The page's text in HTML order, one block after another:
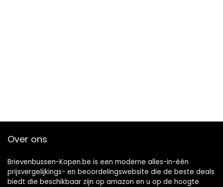
Over ons
Brievenbussen-Kopen.be is een moderne alles-in-één
prijsvergelijkings- en beoordelingswebsite die de beste deals
biedt die beschikbaar zijn op amazon en u op de hoogte